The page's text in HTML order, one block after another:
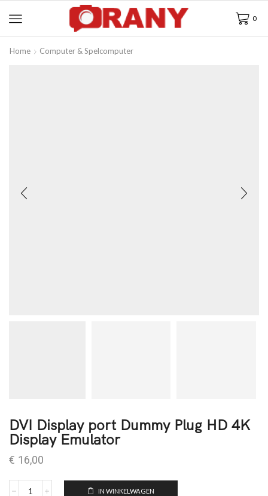
0
Home Computer & Spelcomputer
DVI Display port Dummy Plug HD 4K
Display Emulator
€ 16,00
IN WINKELWAGEN